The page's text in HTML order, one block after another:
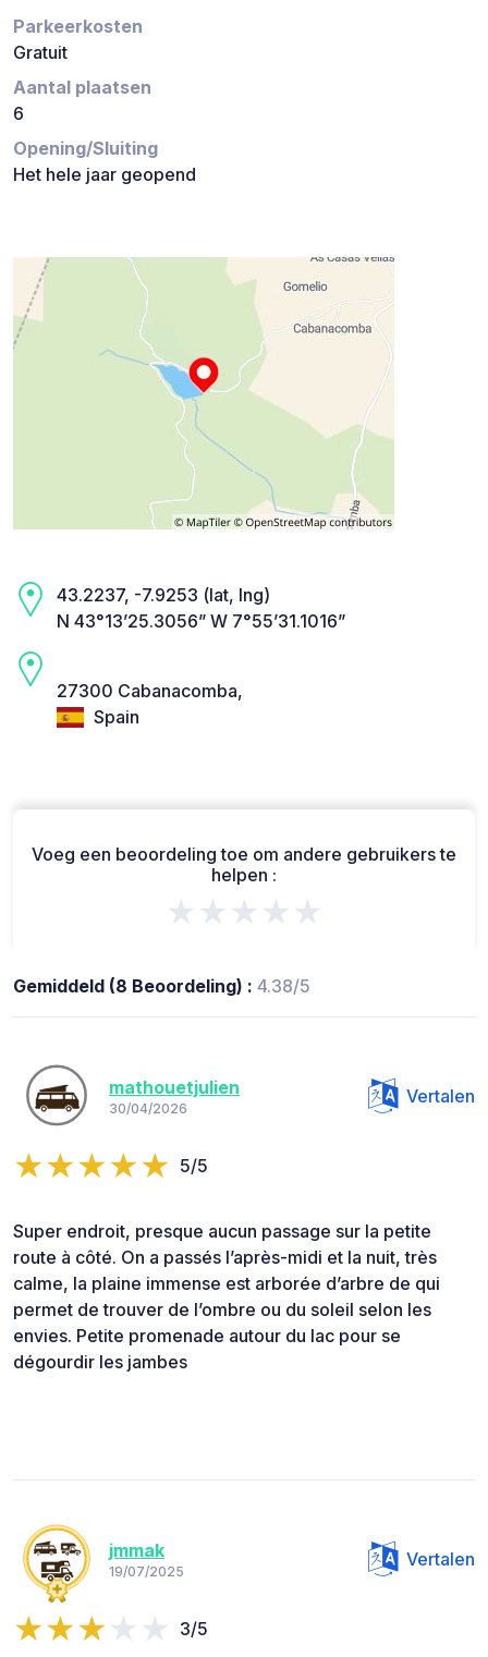
Parkeerkosten
Gratuit
Aantal plaatsen
6
Opening/Sluiting
Het hele jaar geopend
43.2237, -7.9253 (lat, lng)
N 43°13’25.3056” W 7°55’31.1016”
27300 Cabanacomba,
Spain
Voeg een beoordeling toe om andere gebruikers te
helpen :
★★★★★
Gemiddeld (8 Beoordeling) : 4.38/5
mathouetjulien
30/04/2026
Vertalen
5/5
Super endroit, presque aucun passage sur la petite
route à côté. On a passés l’après-midi et la nuit, très
calme, la plaine immense est arborée d’arbre de qui
permet de trouver de l’ombre ou du soleil selon les
envies. Petite promenade autour du lac pour se
dégourdir les jambes
jmmak
19/07/2025
Vertalen
3/5